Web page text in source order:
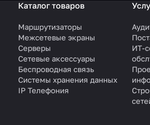
Каталог товаров
Маршрутизаторы
Межсетевые экраны
Серверы
Сетевые аксессуары
Беспроводная связь
Системы хранения данных
IP Телефония
ИТ-